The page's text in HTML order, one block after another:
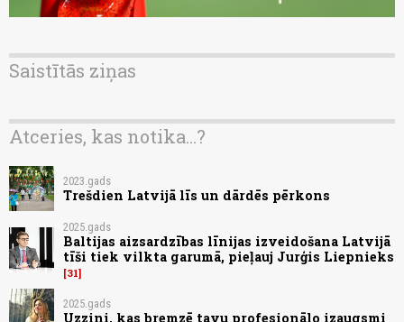
Saistītās ziņas
Atceries, kas notika...?
2023.gads
Trešdien Latvijā līs un dārdēs pērkons
2025.gads
Baltijas aizsardzības līnijas izveidošana Latvijā
tīši tiek vilkta garumā, pieļauj Jurģis Liepnieks
31
2025.gads
Uzzini, kas bremzē tavu profesionālo izaugsmi